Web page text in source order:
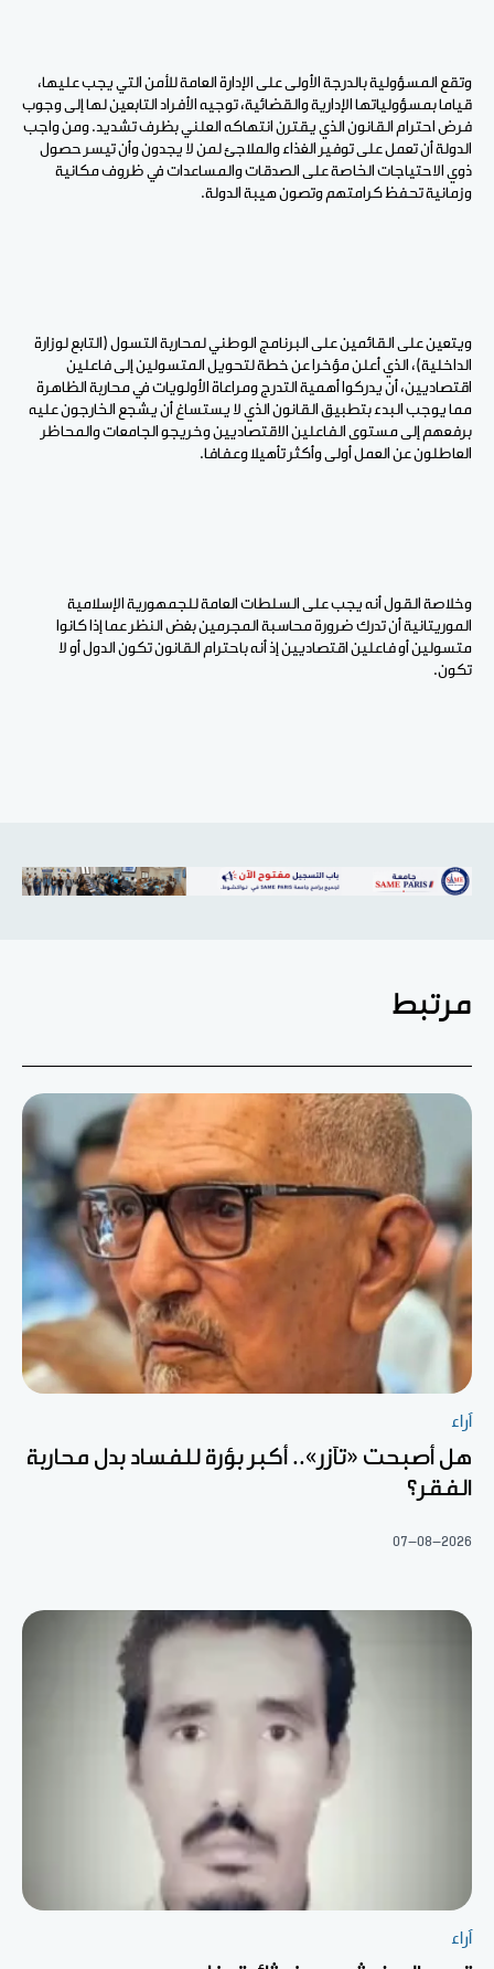
وتقع المسؤولية بالدرجة الأولى على الإدارة العامة للأمن التي يجب عليها،
قياما بمسؤولياتها الإدارية والقضائية، توجيه الأفراد التابعين لها إلى وجوب
فرض احترام القانون الذي يقترن انتهاكه العلني بظرف تشديد. ومن واجب
الدولة أن تعمل على توفير الغذاء والملاجئ لمن لا يجدون وأن تيسر حصول
ذوي الاحتياجات الخاصة على الصدقات والمساعدات في ظروف مكانية
وزمانية تحفظ كرامتهم وتصون هيبة الدولة.
ويتعين على القائمين على البرنامج الوطني لمحاربة التسول (التابع لوزارة
الداخلية)، الذي أعلن مؤخرا عن خطة لتحويل المتسولين إلى فاعلين
اقتصاديين، أن يدركوا أهمية التدرج ومراعاة الأولويات في محاربة الظاهرة
مما يوجب البدء بتطبيق القانون الذي لا يستساغ أن يشجع الخارجون عليه
برفعهم إلى مستوى الفاعلين الاقتصاديين وخريجو الجامعات والمحاظر
العاطلون عن العمل أولى وأكثر تأهيلا وعفافا.
وخلاصة القول أنه يجب على السلطات العامة للجمهورية الإسلامية
الموريتانية أن تدرك ضرورة محاسبة المجرمين بغض النظر عما إذا كانوا
متسولين أو فاعلين اقتصاديين إذ أنه باحترام القانون تكون الدول أو لا
تكون.
مرتبط
آراء
هل أصبحت «تآزر».. أكبر بؤرة للفساد بدل محاربة
الفقر؟
07-08-2026
آراء